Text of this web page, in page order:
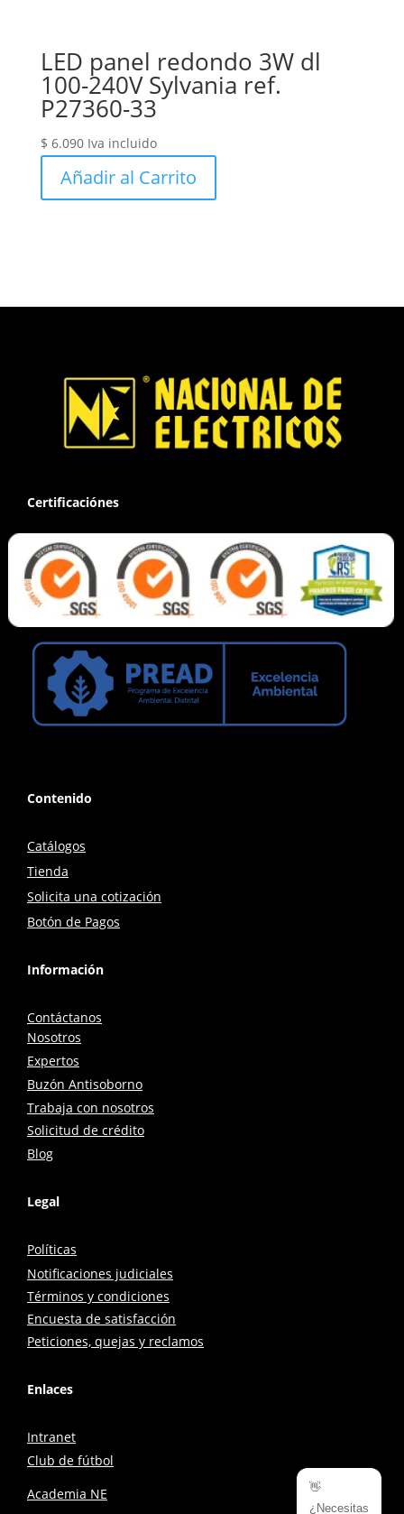
LED panel redondo 3W dl
100-240V Sylvania ref.
P27360-33
$ 6.090 Iva incluido
Añadir al Carrito
Certificaciónes
Contenido
Catálogos
Tienda
Solicita una cotización
Botón de Pagos
Información
Contáctanos
Nosotros
Expertos
Buzón Antisoborno
Trabaja con nosotros
Solicitud de crédito
Blog
Legal
Políticas
Notificaciones judiciales
Términos y condiciones
Encuesta de satisfacción
Peticiones, quejas y reclamos
Enlaces
Intranet
Club de fútbol
Academia NE
👋
¿Necesitas